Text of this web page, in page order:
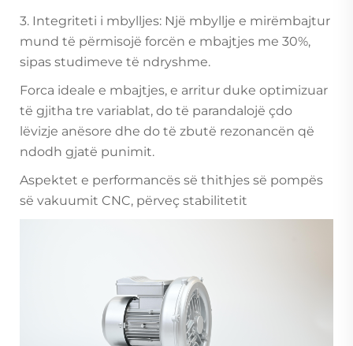
3. Integriteti i mbylljes: Një mbyllje e mirëmbajtur
mund të përmisojë forcën e mbajtjes me 30%,
sipas studimeve të ndryshme.
Forca ideale e mbajtjes, e arritur duke optimizuar
të gjitha tre variablat, do të parandalojë çdo
lëvizje anësore dhe do të zbutë rezonancën që
ndodh gjatë punimit.
Aspektet e performancës së thithjes së pompës
së vakuumit CNC, përveç stabilitetit